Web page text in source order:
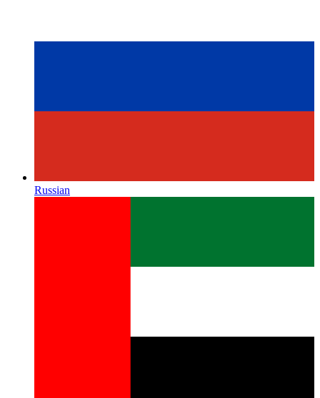
Russian